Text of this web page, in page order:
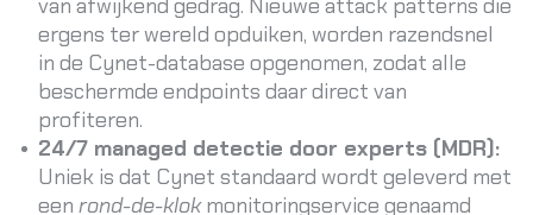
van afwijkend gedrag. Nieuwe attack patterns die
ergens ter wereld opduiken, worden razendsnel
in de Cynet-database opgenomen, zodat alle
beschermde endpoints daar direct van
profiteren.
24/7 managed detectie door experts (MDR):
Uniek is dat Cynet standaard wordt geleverd met
een rond-de-klokmonitoringservice genaamd